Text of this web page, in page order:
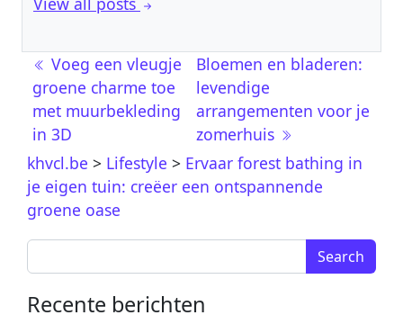
Post navigation
Voeg een vleugje
groene charme toe
met muurbekleding
in 3D
Bloemen en bladeren:
levendige
arrangementen voor je
zomerhuis
khvcl.be > Lifestyle > Ervaar forest bathing in
je eigen tuin: creëer een ontspannende
groene oase
Recente berichten